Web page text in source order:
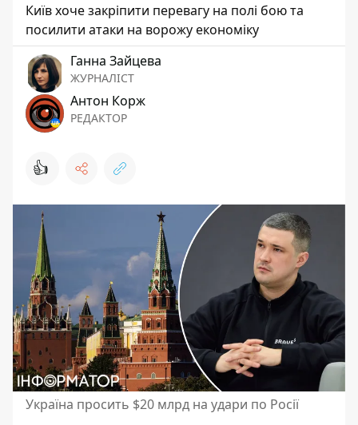
Київ хоче закріпити перевагу на полі бою та
посилити атаки на ворожу економіку
Ганна Зайцева
ЖУРНАЛІСТ
Антон Корж
РЕДАКТОР
👍
Україна просить $20 млрд на удари по Росії